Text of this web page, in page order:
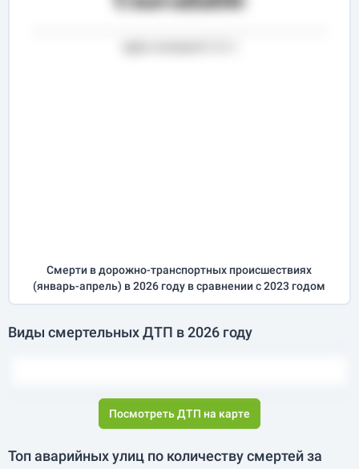
Смерти в дорожно-транспортных происшествиях
(январь-апрель) в 2026 году в сравнении с 2023 годом
Виды смертельных ДТП в 2026 году
Посмотреть ДТП на карте
Топ аварийных улиц по количеству смертей за